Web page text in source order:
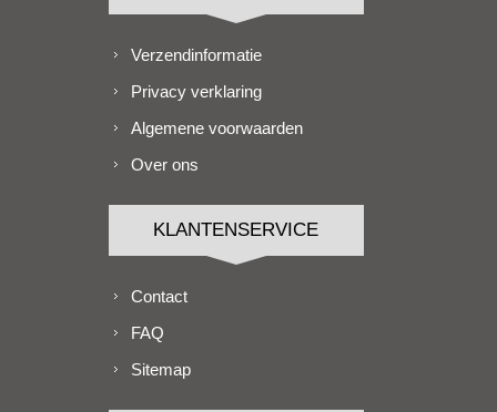
Verzendinformatie
Privacy verklaring
Algemene voorwaarden
Over ons
KLANTENSERVICE
Contact
FAQ
Sitemap